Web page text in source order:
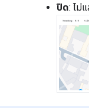
ปิด: ไม่